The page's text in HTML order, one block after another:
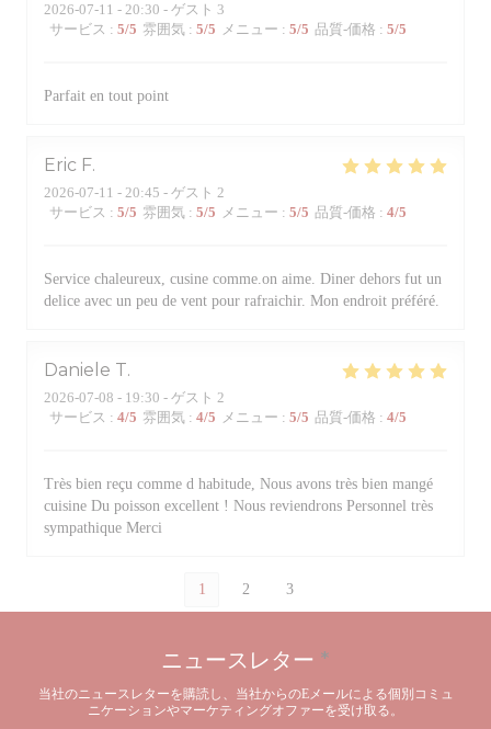
2026-07-11 - 20:30 - ゲスト 3
サービス : 5/5 雰囲気 : 5/5 メニュー : 5/5 品質-価格 : 5/5
Parfait en tout point
Eric F
2026-07-11 - 20:45 - ゲスト 2
サービス : 5/5 雰囲気 : 5/5 メニュー : 5/5 品質-価格 : 4/5
Service chaleureux, cusine comme.on aime. Diner dehors fut un
delice avec un peu de vent pour rafraichir. Mon endroit préféré.
Daniele T
2026-07-08 - 19:30 - ゲスト 2
サービス : 4/5 雰囲気 : 4/5 メニュー : 5/5 品質-価格 : 4/5
Très bien reçu comme d habitude, Nous avons très bien mangé
cuisine Du poisson excellent ! Nous reviendrons Personnel très
sympathique Merci
1 2 3
ニュースレター *
当社のニュースレターを購読し、当社からのEメールによる個別コミュ
ニケーションやマーケティングオファーを受け取る。